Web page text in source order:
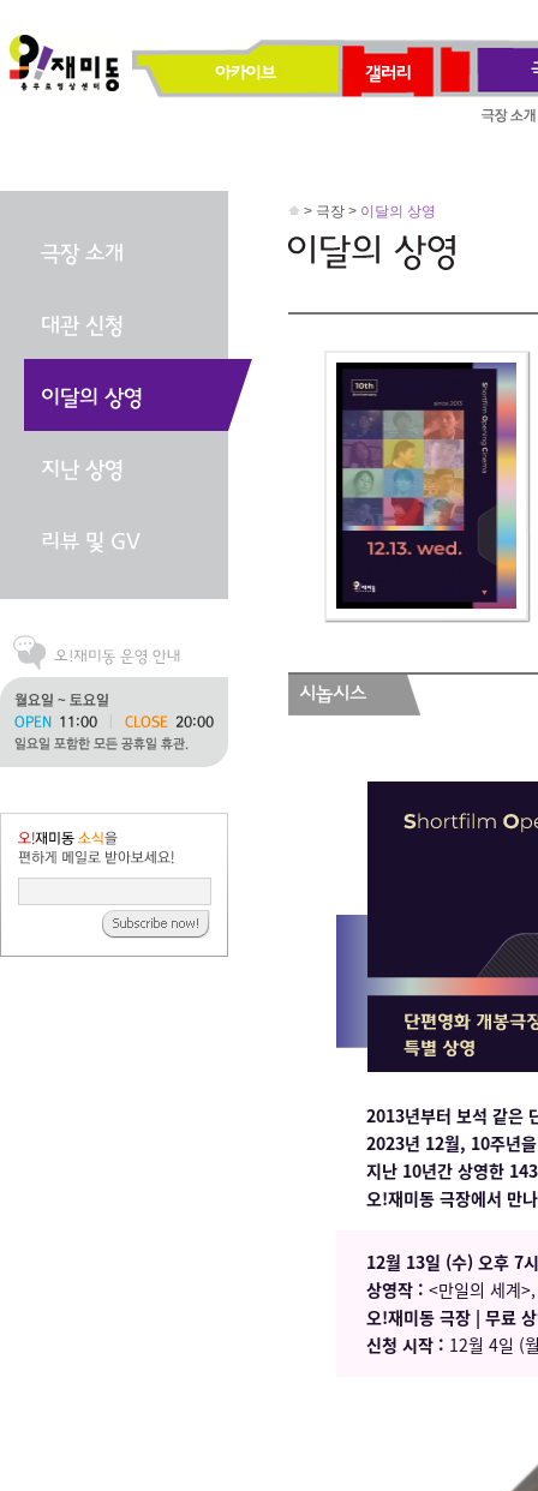
> 극장 > 이달의 상영
2013년부터 보석 같은
2023년 12월, 10주년
지난 10년간 상영한
오!재미동 극장에서 만
12월 13일 (수) 오후 7
상영작 : <만일의 세계
오!재미동 극장 | 무료
신청 시작 : 12월 4일 (